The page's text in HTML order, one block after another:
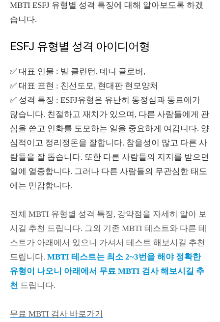
MBTI ESFJ 유형별 성격 특징에 대해 알아보도록 하겠
습니다.
ESFJ 유형별 성격 아이디어형
✅ 대표 인물 : 빌 클린턴, 데니 글로버,
✅ 대표 표현 : 친선도모, 현대판 현모양처
✅ 성격 특징 : ESFJ유형은 유난히 동정심과 동료애가
많습니다. 친절하고 재치가 있으며, 다른 사람들에게 관
심을 쏟고 인화를 도모하는 일을 중요하게 여깁니다. 양
심적이고 정리정돈을 잘합니다. 참을성이 많고 다른 사
람들을 잘 돕습니다. 또한 다른 사람들의 지지를 받으면
일에 열중합니다. 그러나 다른 사람들의 무관심한 태도
에는 민감합니다.
전체 MBTI 유형별 성격 특징, 강약점을 자세히 알아 보
시길 추천 드립니다. 그외 기존 MBTI 테스트와 다른 테
스트가 아래에서 있으니 가셔서 테스트 해보시길 추천
드립니다. MBTI 테스트는 최소 2~3번을 해야 정확한
유형이 나오니 아래에서 무료 MBTI 검사 해보시길 추
천 드립니다.
무료 MBTI 검사 바로가기